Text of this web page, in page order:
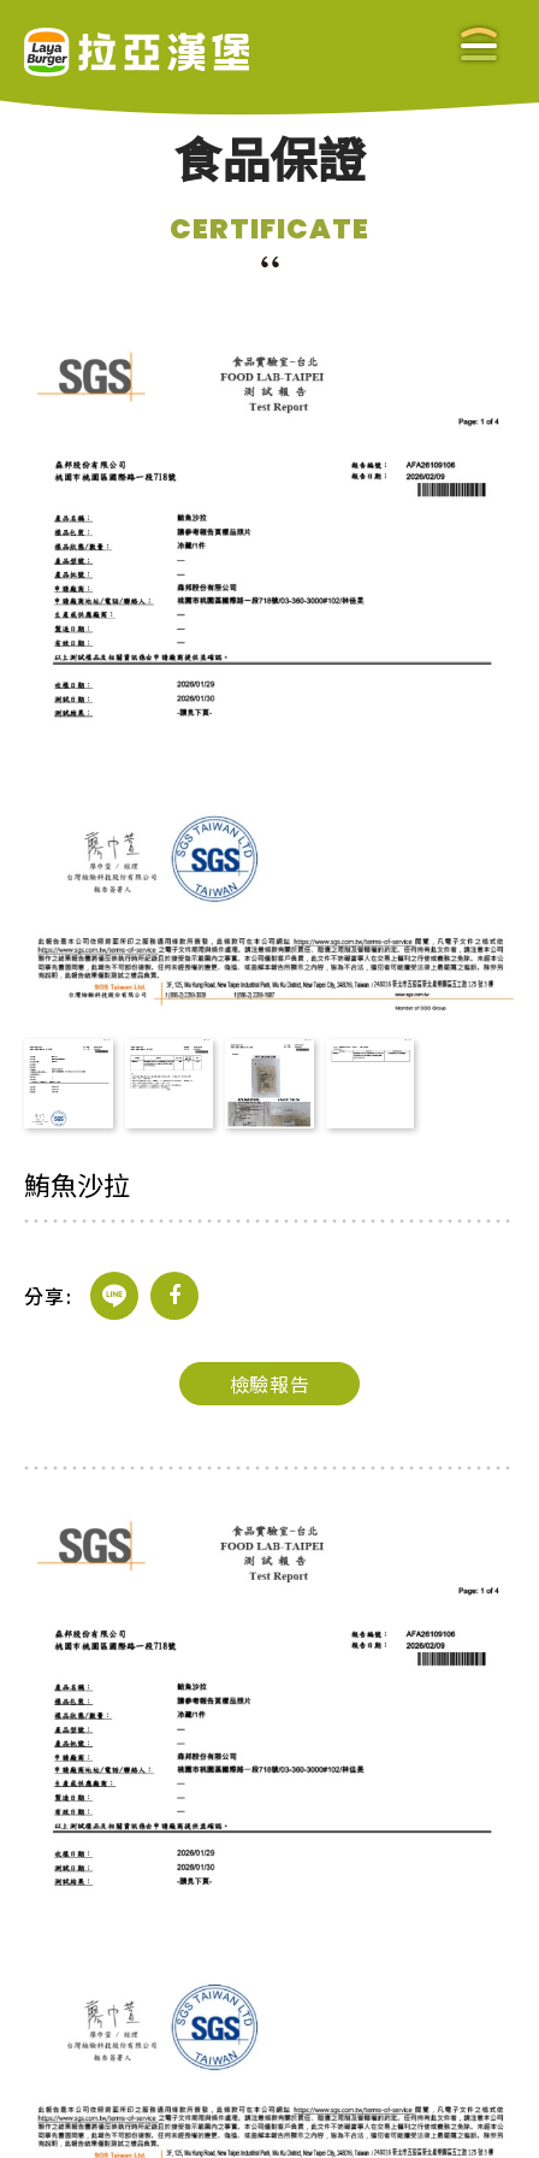
ABOUT US
MENU
NEWS
食品保證
CERTIFICATE
加盟夥伴專區
FRANCHISE
索取加盟計畫
CONTACT US
加入拉亞
JOIN US
加盟專線：0800-268-998
食品保證
CERTIFICATE
鮪魚沙拉
分享:
檢驗報告